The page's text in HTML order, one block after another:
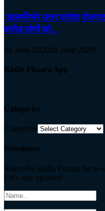
‘आत्मनिर्भर उत्तर प्रदेश
करोड़ लोगों को...
26 June 202026 June 2020
Radio Pitaara App
Categories
Categories
Newsletter
Subscribe Radio Pitaara for
Let's stay updated!